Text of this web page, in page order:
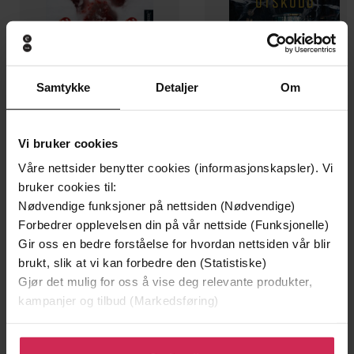
Samtykke Detaljer Om
Vi bruker cookies
Våre nettsider benytter cookies (informasjonskapsler). Vi
bruker cookies til:
Nødvendige funksjoner på nettsiden (Nødvendige)
Forbedrer opplevelsen din på vår nettside (Funksjonelle)
Gir oss en bedre forståelse for hvordan nettsiden vår blir
brukt, slik at vi kan forbedre den (Statistiske)
Gjør det mulig for oss å vise deg relevante produkter,
kampanjer og tilbud (Markedsføring)
Klikk på «Godta alle» for å gi oss ditt samtykke til å
Minnesota
Jo Nesbø
EBOK
Jørn Lier Horst
Undertittel
the twisty DI Ryan Wilkins Mystery set in
Oxford
(innleser)